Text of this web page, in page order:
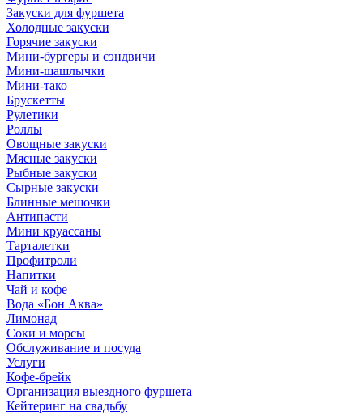
Закуски для фуршета
Холодные закуски
Горячие закуски
Мини-бургеры и сэндвичи
Мини-шашлычки
Мини-тако
Брускетты
Рулетики
Роллы
Овощные закуски
Мясные закуски
Рыбные закуски
Сырные закуски
Блинные мешочки
Антипасти
Мини круассаны
Тарталетки
Профитроли
Напитки
Чай и кофе
Вода «Бон Аква»
Лимонад
Соки и морсы
Обслуживание и посуда
Услуги
Кофе-брейк
Организация выездного фуршета
Кейтеринг на свадьбу